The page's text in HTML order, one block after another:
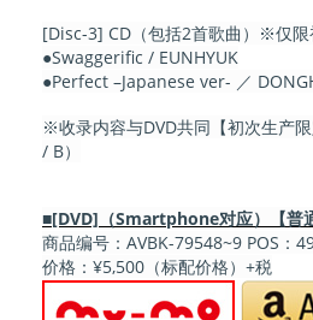
[Disc-3] CD（包括2首歌曲）※仅限
●Swaggerific / EUNHYUK
●Perfect –Japanese ver- ／
※收录内容与DVD共同【初次生产
/ B）
■[DVD]（Smartphone对应）【普
商品编号：AVBK-79548~9 POS：
价格：¥5,500（标配价格）+税